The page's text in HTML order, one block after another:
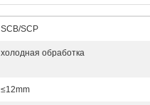
SCB/SCP
холодная обработка
≤12mm